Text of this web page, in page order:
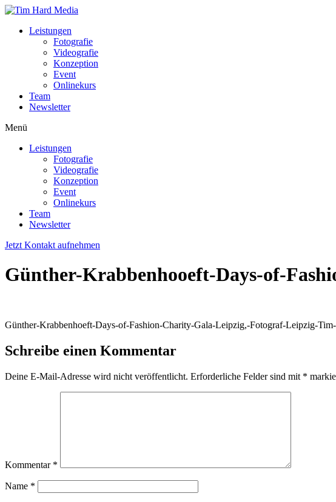
Zum
wechselnLeistungen
Fotografie
Videografie
Konzeption
Event
Onlinekurs
Team
Newsletter
Menü
Leistungen
Fotografie
Videografie
Konzeption
Event
Onlinekurs
Team
Newsletter
Jetzt Kontakt aufnehmen
Günther-Krabbenhooeft-Days-of-
Günther-Krabbenhoeft-Days-of-Fashion-Charity-Gala-Leipzig,-Fotograf-Leipzig-
Schreibe einen Kommentar
Deine E-Mail-Adresse wird nicht veröffentlicht. Erforderliche Felder sind mit *
Kommentar *
Name *